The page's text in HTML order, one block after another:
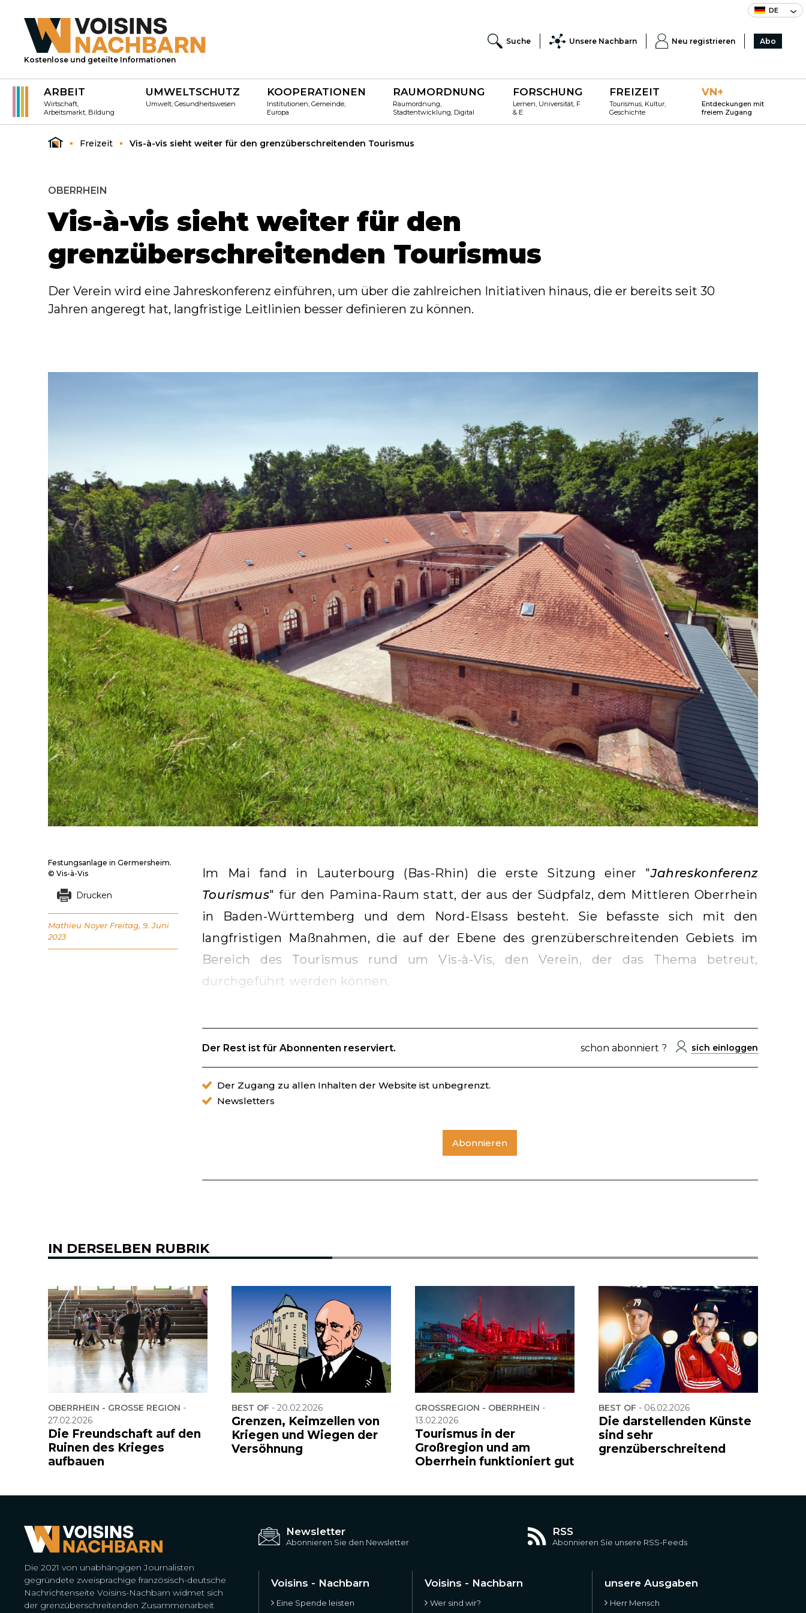
DE
Kostenlose und geteilte Informationen
Suche Unsere Nachbarn Neu registrieren Abo
ARBEIT
Wirtschaft,
Arbeitsmarkt, Bildung
UMWELTSCHUTZ
Umwelt, Gesundheitswesen
KOOPERATIONEN
Institutionen, Gemeinde,
Europa
RAUMORDNUNG
Raumordnung,
Stadtentwicklung, Digital
FORSCHUNG
Lernen, Universität, F
& E
FREIZEIT
Tourismus, Kultur,
Geschichte
VN+
Entdeckungen mit
freiem Zugang
Freizeit Vis-à-vis sieht weiter für den grenzüberschreitenden Tourismus
OBERRHEIN
Vis-à-vis sieht weiter für den
grenzüberschreitenden Tourismus
Der Verein wird eine Jahreskonferenz einführen, um über die zahlreichen Initiativen hinaus, die er bereits seit 30
Jahren angeregt hat, langfristige Leitlinien besser definieren zu können.
Im Mai fand in Lauterbourg (Bas-Rhin) die erste Sitzung einer "Jahreskonferenz
Tourismus" für den Pamina-Raum statt, der aus der Südpfalz, dem Mittleren Oberrhein
in Baden-Württemberg und dem Nord-Elsass besteht. Sie befasste sich mit den
langfristigen Maßnahmen, die auf der Ebene des grenzüberschreitenden Gebiets im
Bereich des Tourismus rund um Vis-à-Vis, den Verein, der das Thema betreut,
durchgeführt werden können.
Der Rest ist für Abonnenten reserviert. schon abonniert ? sich einloggen
Der Zugang zu allen Inhalten der Website ist unbegrenzt.
Newsletters
Abonnieren
Festungsanlage in Germersheim.
© Vis-à-Vis
Drucken
Mathieu Noyer Freitag, 9. Juni
2023
IN DERSELBEN RUBRIK
OBERRHEIN - GROSSE REGION -
27.02.2026
Die Freundschaft auf den
Ruinen des Krieges
aufbauen
BEST OF - 20.02.2026
Grenzen, Keimzellen von
Kriegen und Wiegen der
Versöhnung
GROSSREGION - OBERRHEIN
-
13.02.2026
Tourismus in der
Großregion und am
Oberrhein funktioniert gut
BEST OF - 06.02.2026
Die darstellenden Künste
sind sehr
grenzüberschreitend
Die 2021 von unabhängigen Journalisten
gegründete zweisprachige französisch-deutsche
Nachrichtenseite Voisins-Nachbarn widmet sich
der grenzüberschreitenden Zusammenarbeit
Newsletter
Abonnieren Sie den Newsletter
RSS
Abonnieren Sie unsere RSS-Feeds
Voisins - Nachbarn
Eine Spende leisten
Voisins - Nachbarn
Wer sind wir?
unsere Ausgaben
Herr Mensch